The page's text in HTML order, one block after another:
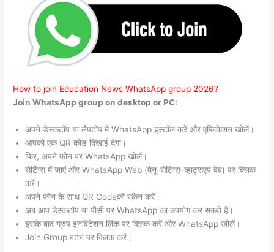
How to join Education News WhatsApp group 2026?
Join WhatsApp group on desktop or PC:
अपने डेस्कटॉप या लैपटॉप में WhatsApp इंस्टॉल करें और एप्लिकेशन खोलें।
आपको एक QR कोड दिखाई देगा।
फिर, अपने फोन पर WhatsApp खोलें।
सेटिंग्स में जाएं और WhatsApp Web (मेनू-सेटिंग्स-व्हाट्सएप वेब) पर क्लिक
करें।
अपने फोन के साथ QR Codeको स्कैन करें।
अब आप डेस्कटॉप या पीसी पर WhatsApp का उपयोग कर सकते हैं।
इसके बाद ग्रुप इनविटेशन लिंक पर क्लिक करें और WhatsApp खोलें।
Join Group बटन पर क्लिक करें।